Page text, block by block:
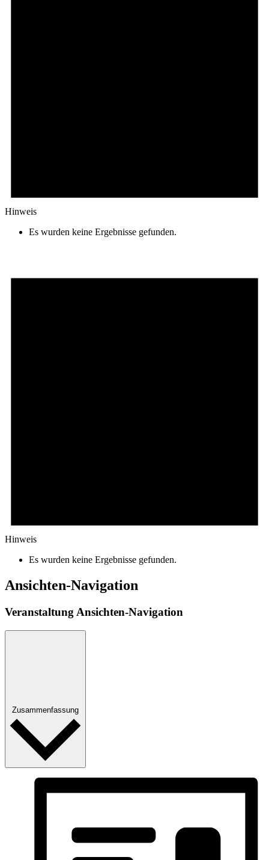
Hinweis
Es wurden keine Ergebnisse gefunden.
Hinweis
Es wurden keine Ergebnisse gefunden.
Ansichten-Navigation
Veranstaltung Ansichten-Navigation
Zusammenfassung